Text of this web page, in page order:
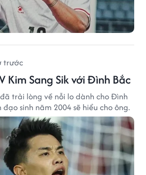
trước
Kim Sang Sik với Đình Bắc
đã trải lòng về nỗi lo dành cho Đình
sinh năm 2004 sẽ hiểu cho ông.